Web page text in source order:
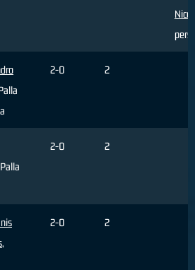
2-0 2
2-0 2
,
2-0 2